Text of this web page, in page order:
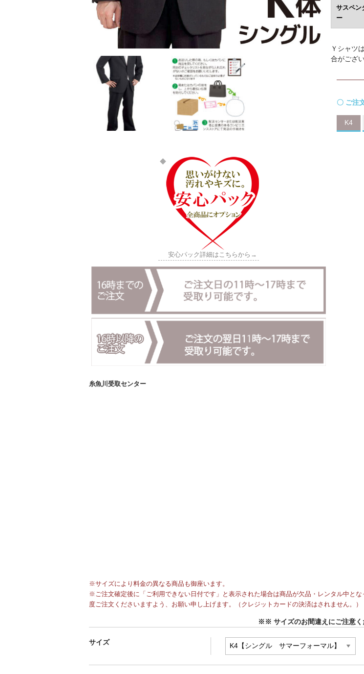
安心パック詳細はこちらから→
糸魚川受取センター
サスペン
ー
Ｙシャツ
合がござ
〇 ご注
K4
※サイズにより料金の異なる商品も御座います。
※ご注文確定後に「ご利用できない日付です」と表示された場合は商品が欠品・レンタル中と
度ご注文くださいますよう、お願い申し上げます。（クレジットカードの決済はされません。）
※※ サイズのお間違えにご注意
サイズ